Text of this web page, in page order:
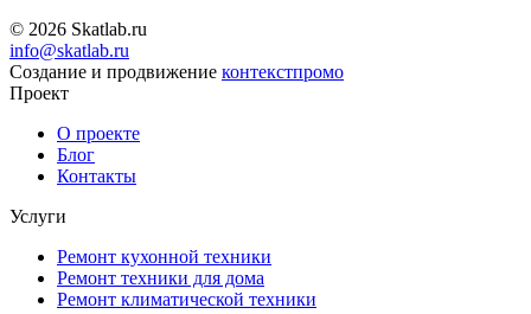
© 2026 Skatlab.ru
info@skatlab.ru
Создание и продвижение контекстпромо
Проект
О проекте
Блог
Контакты
Услуги
Ремонт кухонной техники
Ремонт техники для дома
Ремонт климатической техники